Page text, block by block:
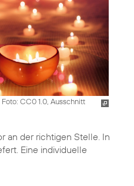
Foto: CC0 1.0, Ausschnitt
an der richtigen Stelle. In
Eine individuelle